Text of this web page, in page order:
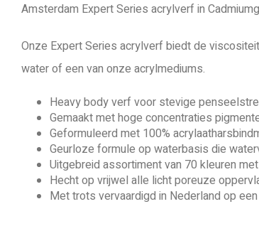
Amsterdam Expert Series acrylverf in
Onze Expert Series acrylverf biedt de
water of een van onze acrylmediums.
Heavy body verf voor stevige
Gemaakt met hoge concentraties
Geformuleerd met 100%
Geurloze formule op waterbasis die
Uitgebreid assortiment van 70 kleuren
Hecht op vrijwel alle licht poreuze
Met trots vervaardigd in Nederland op